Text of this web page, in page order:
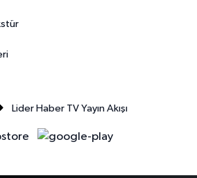
Lider Haber TV Yayın Akışı